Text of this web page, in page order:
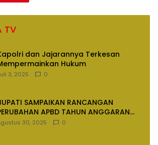
TV
dan Jajarannya Terkesan
Hukum
3, 2025 0
SAMPAIKAN RANCANGAN
APBD TAHUN ANGGARAN
30, 2025 0